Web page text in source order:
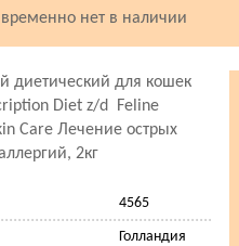
временно нет в наличии
диетический для кошек
Diet z/d Feline
Care Лечение острых
2кг
4565
Голландия